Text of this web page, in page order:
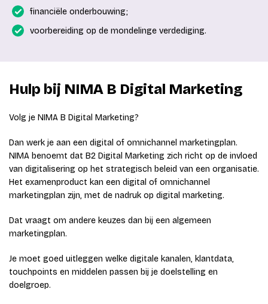
financiële onderbouwing;
voorbereiding op de mondelinge verdediging.
Hulp bij NIMA B Digital Marketing
Volg je NIMA B Digital Marketing?
Dan werk je aan een digital of omnichannel marketingplan.
NIMA benoemt dat B2 Digital Marketing zich richt op de invloed
van digitalisering op het strategisch beleid van een organisatie.
Het examenproduct kan een digital of omnichannel
marketingplan zijn, met de nadruk op digital marketing.
Dat vraagt om andere keuzes dan bij een algemeen
marketingplan.
Je moet goed uitleggen welke digitale kanalen, klantdata,
touchpoints en middelen passen bij je doelstelling en
doelgroep.